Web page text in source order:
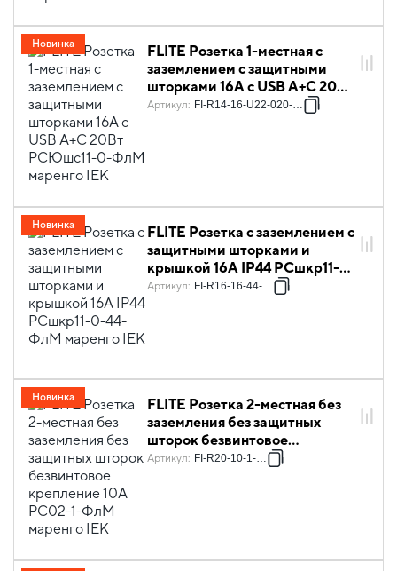
FLITE Розетка 1-местная с
заземлением с защитными
шторками 16А с USB A+C 20Вт
РСЮшс11-0-ФлМ маренго IEK
Артикул: FI-R14-16-U22-020-K35
Новинка
FLITE Розетка с заземлением с
защитными шторками и
крышкой 16А IP44 РСшкр11-
0-44-ФлМ маренго IEK
Артикул: FI-R16-16-44-K35
Новинка
FLITE Розетка 2-местная без
заземления без защитных
шторок безвинтовое
крепление 10А РС02-1-ФлМ
Артикул: FI-R20-10-1-K35
Новинка